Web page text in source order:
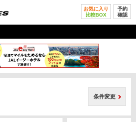
お気に入り
比較BOX
予約
確認
条件変更